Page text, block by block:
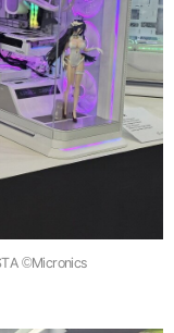
©Micronics